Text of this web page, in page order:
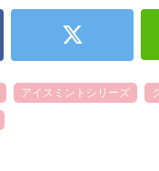
アイスミントシリーズ